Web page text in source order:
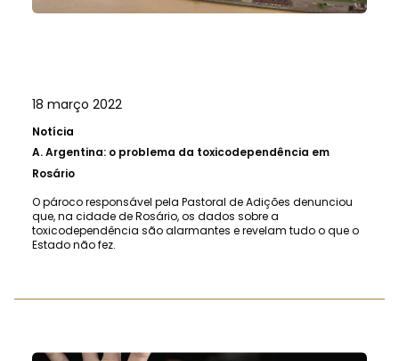
18 março 2022
Notícia
A.Argentina: o problema da toxicodependência em
Rosário
O pároco responsável pela Pastoral de Adições denunciou
que, na cidade de Rosário, os dados sobre a
toxicodependência são alarmantes e revelam tudo o que o
Estado não fez.